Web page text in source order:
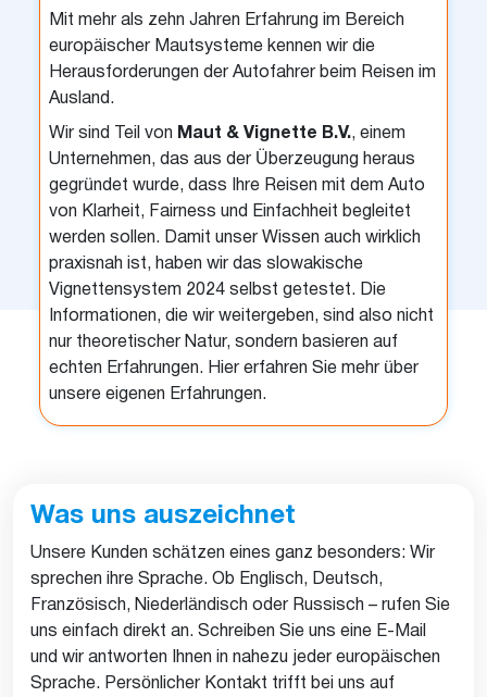
Mit mehr als zehn Jahren Erfahrung im Bereich
europäischer Mautsysteme kennen wir die
Herausforderungen der Autofahrer beim Reisen im
Ausland.
Wir sind Teil von Maut & Vignette B.V., einem
Unternehmen, das aus der Überzeugung heraus
gegründet wurde, dass Ihre Reisen mit dem Auto
von Klarheit, Fairness und Einfachheit begleitet
werden sollen. Damit unser Wissen auch wirklich
praxisnah ist, haben wir das slowakische
Vignettensystem 2024 selbst getestet. Die
Informationen, die wir weitergeben, sind also nicht
nur theoretischer Natur, sondern basieren auf
echten Erfahrungen. Hier erfahren Sie mehr über
unsere eigenen Erfahrungen.
Was uns auszeichnet
Unsere Kunden schätzen eines ganz besonders: Wir
sprechen ihre Sprache. Ob Englisch, Deutsch,
Französisch, Niederländisch oder Russisch – rufen Sie
uns einfach direkt an. Schreiben Sie uns eine E-Mail
und wir antworten Ihnen in nahezu jeder europäischen
Sprache. Persönlicher Kontakt trifft bei uns auf